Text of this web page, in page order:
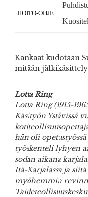
HOITO-OHJE
Kankaat kudotaan
mitään
Lotta Ring
Lotta Ring (1915-
Käsityön Ystävissä
hän oli
työskenteli lyhyen
sodan aikana
Itä-Karjalassa ja
myöhemmin